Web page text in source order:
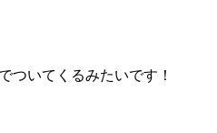
ついてくるみたいです！